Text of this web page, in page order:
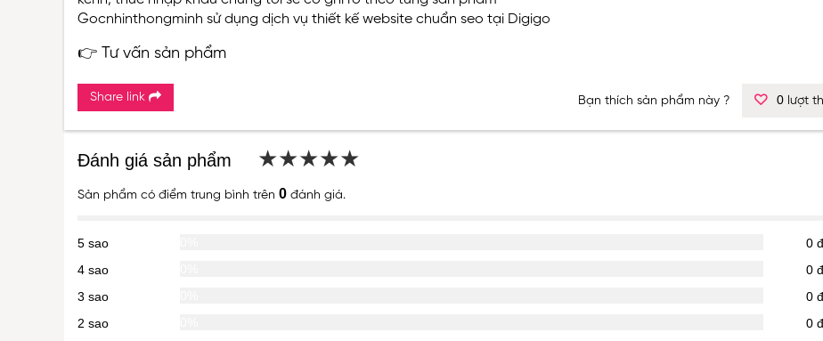
Gocnhinthongminh sử dụng dịch vụ thiết kế website chuẩn seo tại Digigo
👉 Tư vấn sản phẩm
Share link Bạn thích sản phẩm này ? 0 lượt
Đánh giá sản phẩm ★★★★★
★★★★★
Sản phẩm có điểm trung bình trên 0 đánh giá.
5 sao 0
4 sao
0
3 sao
0
2 sao
0